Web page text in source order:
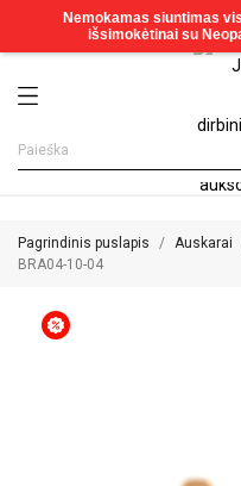
Pagrindinis puslapis Auskarai
BRA04-10-04